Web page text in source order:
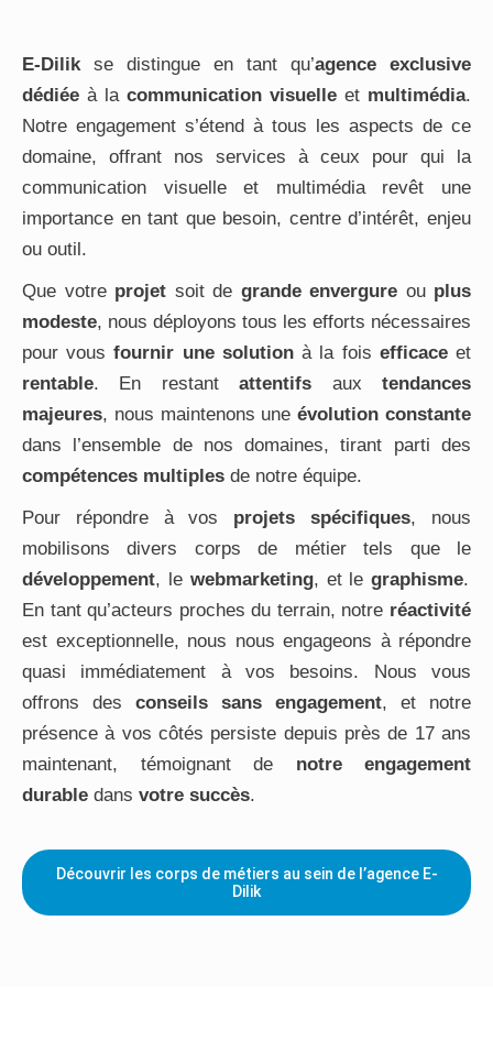
E-Dilikse distingue en tant qu’agence exclusive
dédiée à la communication visuelle et multimédia.
Notre engagement s’étend à tous les aspects de ce
domaine, offrant nos services à ceux pour qui la
communication visuelle et multimédia revêt une
importance en tant que besoin, centre d’intérêt, enjeu
ou outil.
Que votre projet soit de grande envergure ou plus
modeste, nous déployons tous les efforts nécessaires
pour vousfournir une solutionà la fois efficaceet
rentable. En restantattentifs auxtendances
majeures, nous maintenons uneévolution constante
dans l’ensemble de nos domaines, tirant parti des
compétences multiples de notre équipe.
Pour répondre à vos projets spécifiques, nous
mobilisons divers corps de métier tels que le
développement, le webmarketing, et legraphisme.
En tant qu’acteurs proches du terrain, notre réactivité
est exceptionnelle, nous nous engageons à répondre
quasi immédiatement à vos besoins. Nous vous
offrons des conseils sans engagement, et notre
présence à vos côtés persiste depuis près de 17 ans
maintenant, témoignant de notre engagement
durable dans votre succès.
Découvrir les corps de métiers au sein de l’agence E-
Dilik